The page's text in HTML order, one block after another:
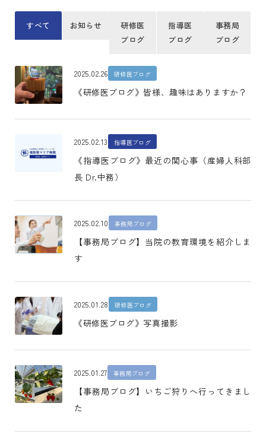
すべて お知らせ
研修医
ブログ
指導医
ブログ
事務局
ブログ
2025.02.26 研修医ブログ
《研修医ブログ》皆様、趣味はありますか？
2025.02.13 指導医ブログ
《指導医ブログ》最近の関心事（産婦人科部
長 Dr.中務）
2025.02.10 事務局ブログ
【事務局ブログ】当院の教育環境を紹介しま
す
2025.01.28 研修医ブログ
《研修医ブログ》写真撮影
2025.01.27 事務局ブログ
【事務局ブログ】いちご狩りへ行ってきまし
た